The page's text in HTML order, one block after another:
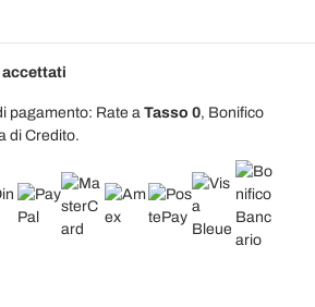
accettati
pagamento: Rate a Tasso 0, Bonifico
di Credito.